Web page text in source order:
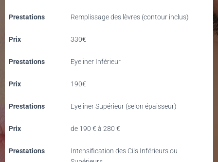
Prestations Remplissage des lèvres (contour inclus)
Prix 330€
Prestations Eyeliner Inférieur
Prix 190€
Prestations Eyeliner Supérieur (selon épaisseur)
Prix de 190 € à 280 €
Prestations
Intensification des Cils Inférieurs ou